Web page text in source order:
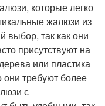
которые легко
жалюзи из
так как они
присутствуют на
или пластика
требуют более
с